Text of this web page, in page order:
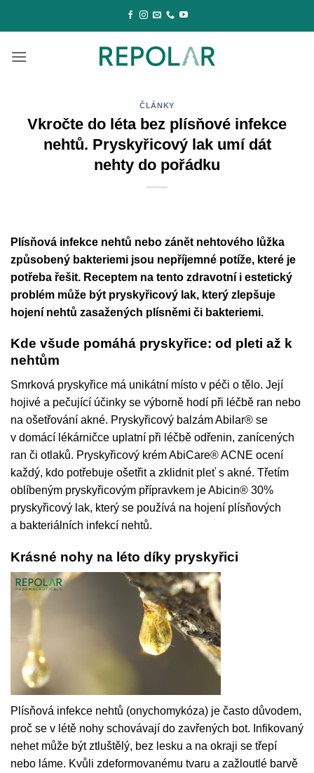
ČLÁNKY
Vkročte do léta bez plísňové infekce
nehtů. Pryskyřicový lak umí dát
nehty do pořádku
Plísňová infekce nehtů nebo zánět nehtového lůžka
způsobený bakteriemi jsou nepříjemné potíže, které je
potřeba řešit. Receptem na tento zdravotní i estetický
problém může být pryskyřicový lak, který zlepšuje
hojení nehtů zasažených plísněmi či bakteriemi.
Kde všude pomáhá pryskyřice: od pleti až k
nehtům
Smrková pryskyřice má unikátní místo v péči o tělo. Její
hojivé a pečující účinky se výborně hodí při léčbě ran nebo
na ošetřování akné. Pryskyřicový balzám Abilar® se
v domácí lékárničce uplatní při léčbě odřenin, zanícených
ran či otlaků. Pryskyřicový krém AbiCare® ACNE ocení
každý, kdo potřebuje ošetřit a zklidnit pleť s akné. Třetím
oblíbeným pryskyřicovým přípravkem je Abicin® 30%
pryskyřicový lak, který se používá na hojení plísňových
a bakteriálních infekcí nehtů.
Krásné nohy na léto díky pryskyřici
Plísňová infekce nehtů (onychomykóza) je často důvodem,
proč se v létě nohy schovávají do zavřených bot. Infikovaný
nehet může být ztluštělý, bez lesku a na okraji se třepí
nebo láme. Kvůli zdeformovanému tvaru a zažloutlé barvě